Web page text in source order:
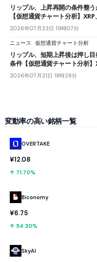
リップル、上昇再開の条件整
【仮想通貨チャート分析】
2026年07月23日 19時07分
ニュース 仮想通貨チャート分析
リップル、短期上昇後は押し
条件【仮想通貨チャート分析】
2026年07月21日 18時28分
変動率の高い銘柄一覧
OVERTAKE
¥12.08
↑ 71.70%
Biconomy
¥6.75
↑ 54.30%
SkyAI